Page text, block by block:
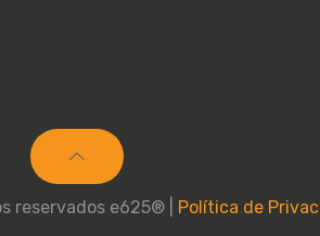
reservados e625® | Política de